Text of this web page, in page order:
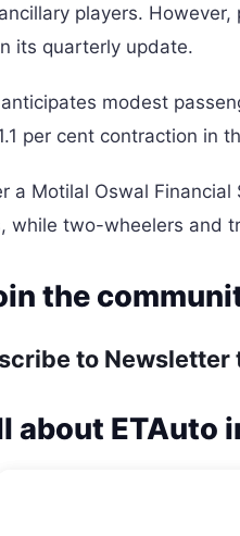
players.
its quarterly update.
anticipates modest
per cent contraction in
a Motilal Oswal
while two-wheelers and
the
to Newsletter
about ETAuto